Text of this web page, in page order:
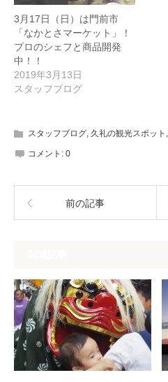
3月17日（日）は門前市
「なかとさマーケット」！
プロのシェフと商品開発
中！！
2019年3月13日
スタッフブログ
スタッフブログ, 久礼の観光スポット ,
コメント: 0
前の記事